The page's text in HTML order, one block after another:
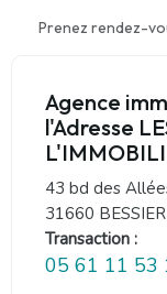
Prenez rendez-
Agence
l'Adresse
43 bd des
31660
Transaction :
05 61 11 53